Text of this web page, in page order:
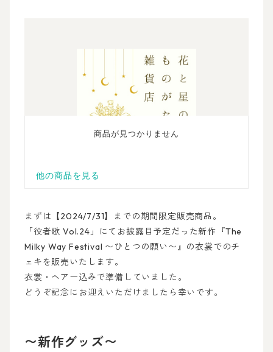
まずは【2024/7/31】までの期間限定販売商品。
「役者歌 Vol.24」にてお披露目予定だった新作『The
Milky Way Festival 〜ひとつの願い〜』の衣裳でのチ
ェキを販売いたします。
衣裳・ヘアー込みで準備していました。
どうぞ記念にお迎えいただけましたら幸いです。
〜新作グッズ〜